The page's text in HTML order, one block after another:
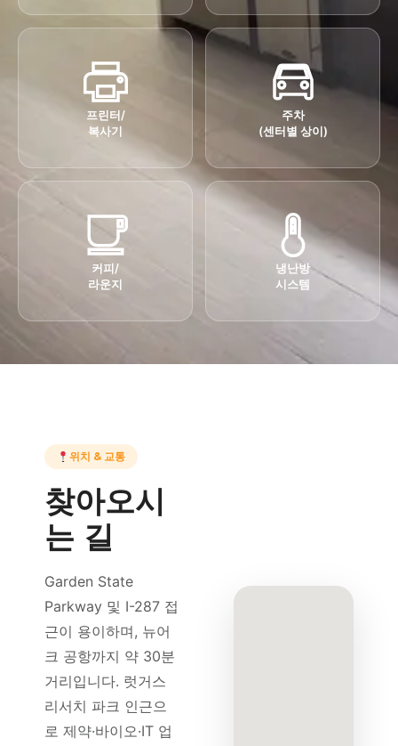
프린터/
복사기
주차
(센터별 상이)
커피/
라운지
냉난방
시스템
위치 & 교통
찾아오시
는 길
Garden State
Parkway 및 I-287 접
근이 용이하며, 뉴어
크 공항까지 약 30분
거리입니다. 럿거스
리서치 파크 인근으
로 제약·바이오·IT 업